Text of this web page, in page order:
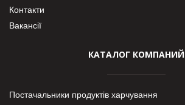
Контакти
Вакансії
КАТАЛОГ КОМПАНИЙ
Постачальники продуктів харчування